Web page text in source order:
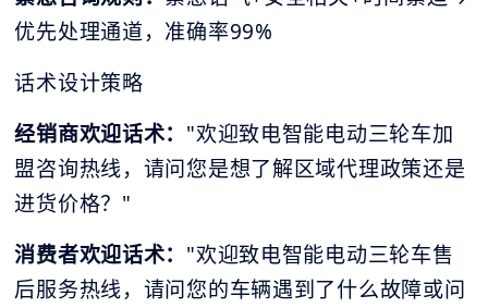
优先处理通道，准确率99%
话术设计策略
经销商欢迎话术： "欢迎致电智能电动三轮车加
盟咨询热线，请问您是想了解区域代理政策还是
进货价格？"
消费者欢迎话术： "欢迎致电智能电动三轮车售
后服务热线，请问您的车辆遇到了什么故障或问